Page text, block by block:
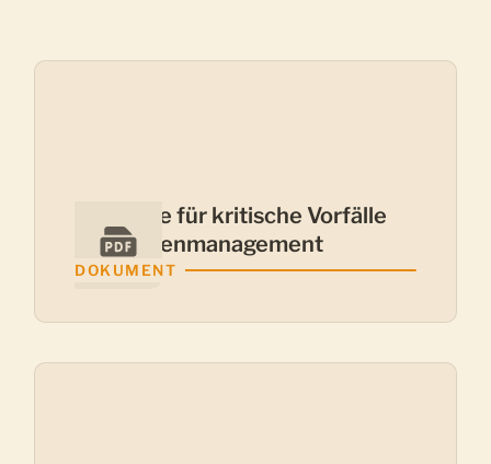
Richtlinie für kritische Vorfälle
und Krisenmanagement
DOKUMENT